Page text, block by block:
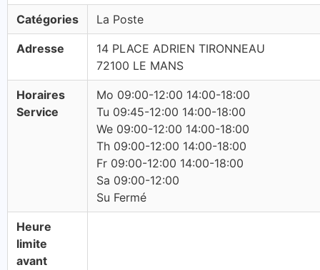
Catégories La Poste
Adresse
14 PLACE ADRIEN TIRONNEAU
72100 LE MANS
Horaires
Service
Mo 09:00-12:00 14:00-18:00
Tu 09:45-12:00 14:00-18:00
We 09:00-12:00 14:00-18:00
Th 09:00-12:00 14:00-18:00
Fr 09:00-12:00 14:00-18:00
Sa 09:00-12:00
Su Fermé
Heure
limite
avant